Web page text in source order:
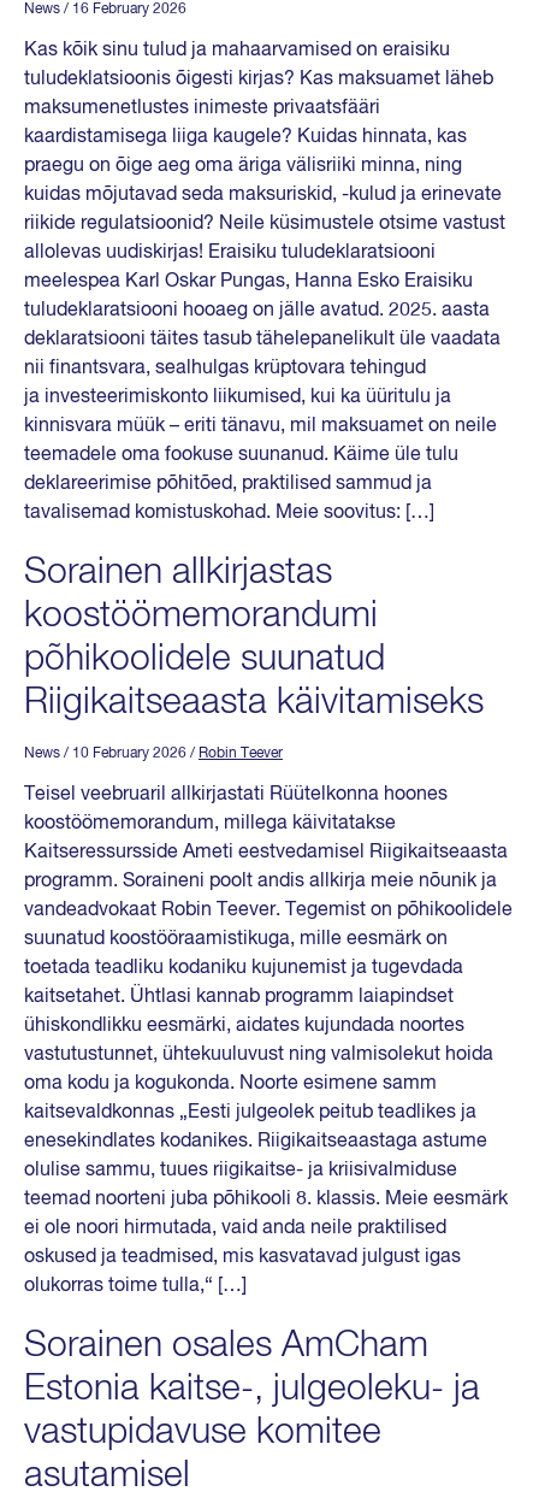
News / 16 February 2026
Kas kõik sinu tulud ja mahaarvamised on eraisiku
tuludeklatsioonis õigesti kirjas? Kas maksuamet läheb
maksumenetlustes inimeste privaatsfääri
kaardistamisega liiga kaugele? Kuidas hinnata, kas
praegu on õige aeg oma äriga välisriiki minna, ning
kuidas mõjutavad seda maksuriskid, -kulud ja erinevate
riikide regulatsioonid? Neile küsimustele otsime vastust
allolevas uudiskirjas! Eraisiku tuludeklaratsiooni
meelespea Karl Oskar Pungas, Hanna Esko Eraisiku
tuludeklaratsiooni hooaeg on jälle avatud. 2025. aasta
deklaratsiooni täites tasub tähelepanelikult üle vaadata
nii finantsvara, sealhulgas krüptovara tehingud
ja investeerimiskonto liikumised, kui ka üüritulu ja
kinnisvara müük – eriti tänavu, mil maksuamet on neile
teemadele oma fookuse suunanud. Käime üle tulu
deklareerimise põhitõed, praktilised sammud ja
tavalisemad komistuskohad. Meie soovitus: […]
Sorainen allkirjastas
koostöömemorandumi
põhikoolidele suunatud
Riigikaitseaasta käivitamiseks
News / 10 February 2026 / Robin Teever
Teisel veebruaril allkirjastati Rüütelkonna hoones
koostöömemorandum, millega käivitatakse
Kaitseressursside Ameti eestvedamisel Riigikaitseaasta
programm. Soraineni poolt andis allkirja meie nõunik ja
vandeadvokaat Robin Teever. Tegemist on põhikoolidele
suunatud koostööraamistikuga, mille eesmärk on
toetada teadliku kodaniku kujunemist ja tugevdada
kaitsetahet. Ühtlasi kannab programm laiapindset
ühiskondlikku eesmärki, aidates kujundada noortes
vastutustunnet, ühtekuuluvust ning valmisolekut hoida
oma kodu ja kogukonda. Noorte esimene samm
kaitsevaldkonnas „Eesti julgeolek peitub teadlikes ja
enesekindlates kodanikes. Riigikaitseaastaga astume
olulise sammu, tuues riigikaitse- ja kriisivalmiduse
teemad noorteni juba põhikooli 8. klassis. Meie eesmärk
ei ole noori hirmutada, vaid anda neile praktilised
oskused ja teadmised, mis kasvatavad julgust igas
olukorras toime tulla,“ […]
Sorainen osales AmCham
Estonia kaitse-, julgeoleku- ja
vastupidavuse komitee
asutamisel